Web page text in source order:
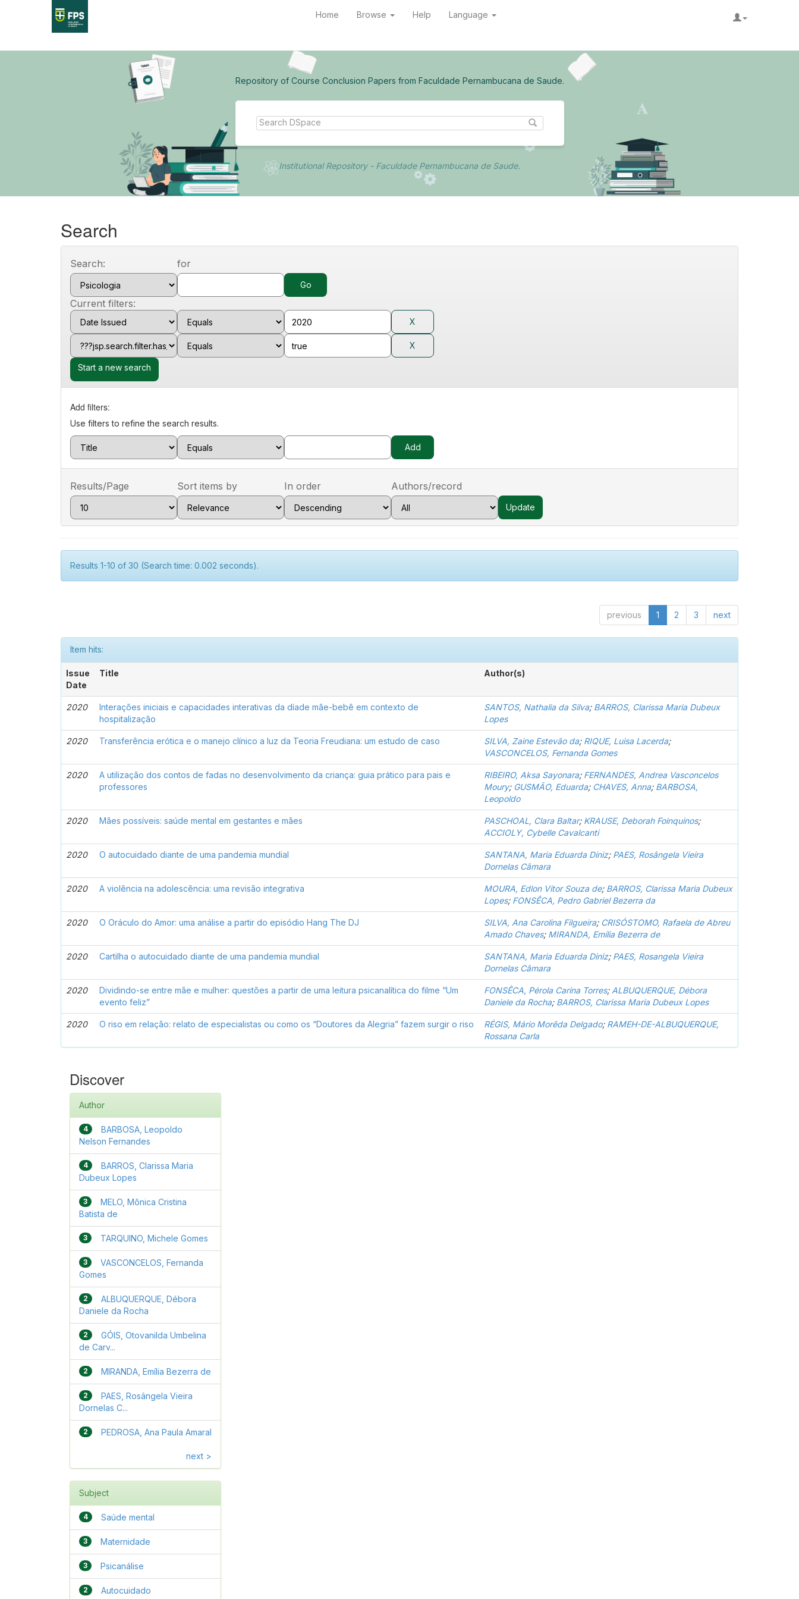
Home Browse Help Language
Repository of Course Conclusion Papers from Faculdade Pernambucana de Saude.
Institutional Repository - Faculdade Pernambucana de Saude.
Search
Search: for
Current filters:
Start a new search
Add filters:
Use filters to refine the search results.
Results/Page Sort items by In order Authors/record
Results 1-10 of 30 (Search time: 0.002 seconds).
previous 1 2 3 next
Item hits:
Issue
Date
Title Author(s)
2020
Interações iniciais e capacidades interativas da díade mãe-bebê em contexto de
hospitalização
SANTOS, Nathalia da Silva; BARROS, Clarissa Maria Dubeux
Lopes
2020 Transferência erótica e o manejo clínico a luz da Teoria Freudiana: um estudo de caso SILVA, Zaine Estevão da; RIQUE, Luisa Lacerda;
VASCONCELOS, Fernanda Gomes
2020
A utilização dos contos de fadas no desenvolvimento da criança: guia prático para pais e
professores
RIBEIRO, Aksa Sayonara; FERNANDES, Andrea Vasconcelos
Moury; GUSMÃO, Eduarda; CHAVES, Anna; BARBOSA,
Leopoldo
2020 Mães possíveis: saúde mental em gestantes e mães PASCHOAL, Clara Baltar; KRAUSE, Deborah Foinquinos;
ACCIOLY, Cybelle Cavalcanti
2020 O autocuidado diante de uma pandemia mundial SANTANA, Maria Eduarda Diniz; PAES, Rosângela Vieira
Dornelas Câmara
2020 A violência na adolescência: uma revisão integrativa MOURA, Edlon Vitor Souza de; BARROS, Clarissa Maria Dubeux
Lopes; FONSÊCA, Pedro Gabriel Bezerra da
2020 O Oráculo do Amor: uma análise a partir do episódio Hang The DJ SILVA, Ana Carolina Filgueira; CRISÓSTOMO, Rafaela de Abreu
Amado Chaves; MIRANDA, Emília Bezerra de
2020 Cartilha o autocuidado diante de uma pandemia mundial SANTANA, Maria Eduarda Diniz; PAES, Rosangela Vieira
Dornelas Câmara
2020
Dividindo-se entre mãe e mulher: questões a partir de uma leitura psicanalítica do filme “Um
evento feliz”
FONSÊCA, Pérola Carina Torres; ALBUQUERQUE, Débora
Daniele da Rocha; BARROS, Clarissa Maria Dubeux Lopes
2020 O riso em relação: relato de especialistas ou como os “Doutores da Alegria” fazem surgir o riso RÉGIS, Mário Morêda Delgado; RAMEH-DE-ALBUQUERQUE,
Rossana Carla
Discover
Author
4
BARBOSA, Leopoldo
Nelson Fernandes
4
BARROS, Clarissa Maria
Dubeux Lopes
3
MELO, Mônica Cristina
Batista de
3 TARQUINO, Michele Gomes
3
VASCONCELOS, Fernanda
Gomes
2
ALBUQUERQUE, Débora
Daniele da Rocha
2
GÓIS, Otovanilda Umbelina
de Carv...
2 MIRANDA, Emília Bezerra de
2
PAES, Rosângela Vieira
Dornelas C...
2 PEDROSA, Ana Paula Amaral
next >
Subject
4 Saúde mental
3 Maternidade
3 Psicanálise
2 Autocuidado